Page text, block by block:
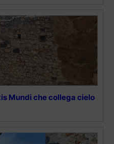
Mundi che collega cielo